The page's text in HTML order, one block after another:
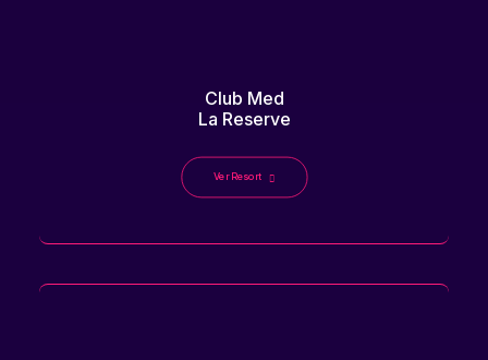
Club Med
La Reserve
Ver Resort